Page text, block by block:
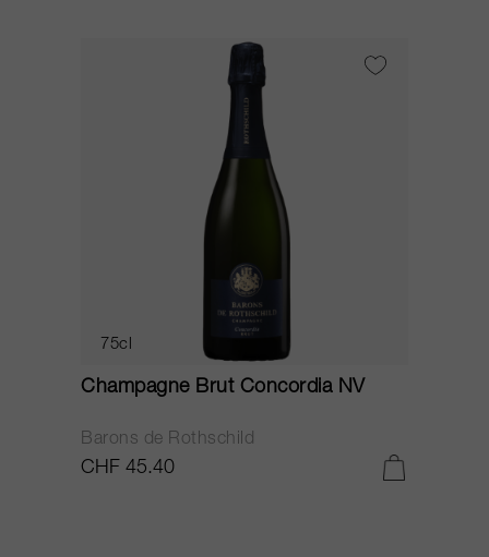
75cl
Champagne Brut Concordia NV
Barons de Rothschild
CHF 45.40